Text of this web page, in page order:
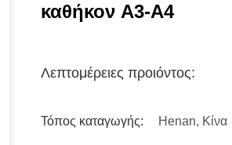
καθήκον Α3-Α4
Λεπτομέρειες προιόντος:
Τόπος καταγωγής: Henan, Κίνα